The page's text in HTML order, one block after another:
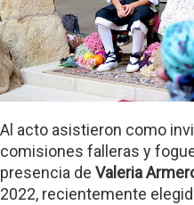
Al acto asistieron como
comisiones falleras y
presencia de Valeria
2022, recientemente